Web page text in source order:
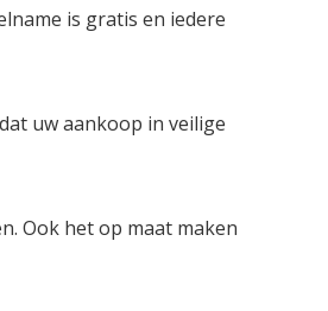
is gratis en iedere
uw aankoop in veilige
Ook het op maat maken